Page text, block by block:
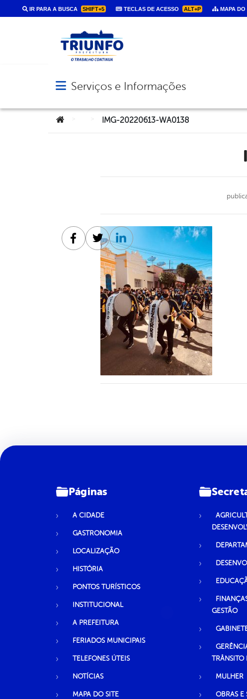
IR PARA A BUSCA SHIFT+5 TECLAS DE ACESSO ALT+P MAPA DO
Abrir menu principal de navegação
Serviços e Informações
Você está aqui:IMG-20220613-WA0138
Facebook
TwitterLinkedin
Páginas
A CIDADE
GASTRONOMIA
LOCALIZAÇÃO
HISTÓRIA
PONTOS TURÍSTICOS
INSTITUCIONAL
A PREFEITURA
FERIADOS MUNICIPAIS
TELEFONES ÚTEIS
NOTÍCIAS
MAPA DO SITE
GESTÃO
TRÂNSITO
MULHER
OBRAS E